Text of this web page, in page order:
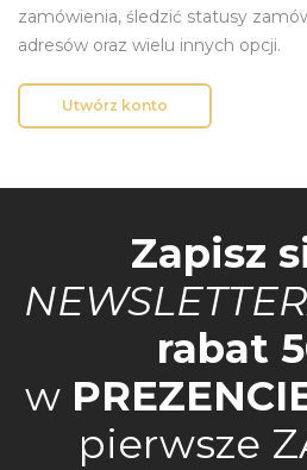
zamówienia, śledzić statusy
adresów oraz wielu innych opcji.
Utwórz konto
Zapisz
rabat
w
pierwsze